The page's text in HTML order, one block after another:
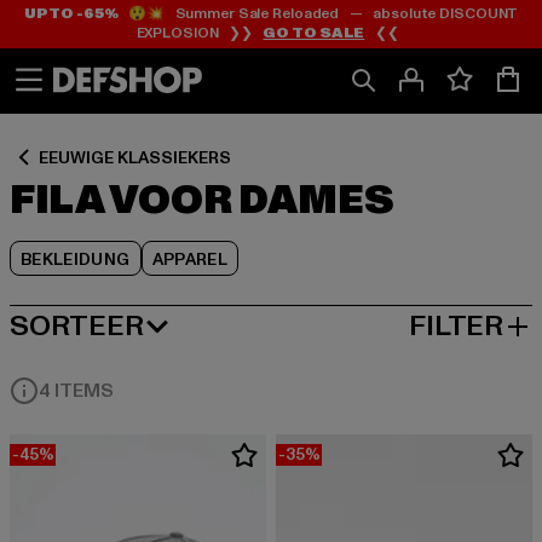
Ga
naar
Ga
naar
UP TO -65%😲💥 Summer Sale Reloaded — absolute DISCOUNT
EXPLOSION ❯❯ GO TO SALE ❮❮
EEUWIGE KLASSIEKERS
FILA VOOR DAMES
BEKLEIDUNG APPAREL
Ga
naar
Rooster
SORTEER
MEEST POPULAIRE FILTER
4 ITEMS
-45% -35%